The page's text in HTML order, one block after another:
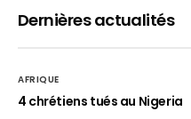
Dernières actualités
AFRIQUE
4 chrétiens tués au Nigeria